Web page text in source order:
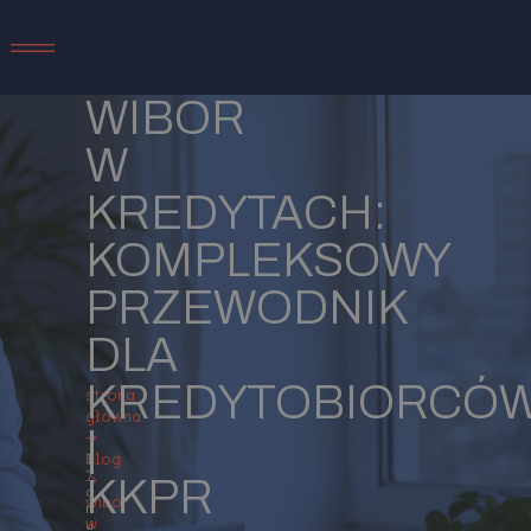
1
7
g
r
u
strona
główna
→
blog
→
wibor
w
WIBOR
W
KREDYTACH:
KOMPLEKSOWY
PRZEWODNIK
DLA
|
KKPR